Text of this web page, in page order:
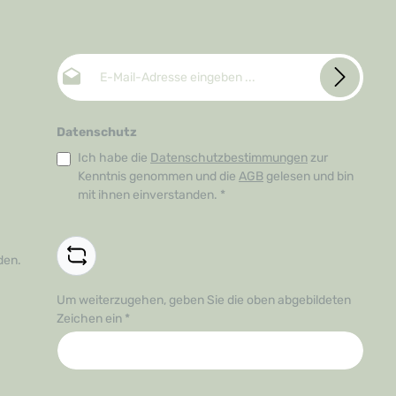
E-Mail-Adresse*
Datenschutz
Ich habe die Datenschutzbestimmungen zur
Kenntnis genommen und die AGB gelesen und bin
mit ihnen einverstanden. *
Um weiterzugehen, geben Sie die oben abgebildeten
Zeichen ein *